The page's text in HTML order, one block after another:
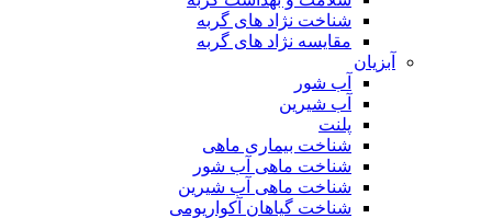
شناخت نژاد های گربه
مقایسه نژاد های گربه
آبزیان
آب شور
آب شیرین
پلنت
شناخت بیماری ماهی
شناخت ماهی آب شور
شناخت ماهی آب شیرین
شناخت گیاهان آکواریومی